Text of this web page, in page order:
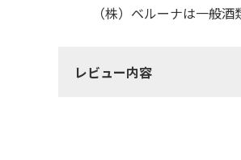
（株）ベルーナは一般
レビュー内容